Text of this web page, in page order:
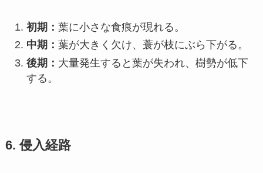
初期： 葉に小さな食痕が現れる。
中期： 葉が大きく欠け、蓑が枝にぶら下がる。
後期： 大量発生すると葉が失われ、樹勢が低下
する。
6. 侵入経路